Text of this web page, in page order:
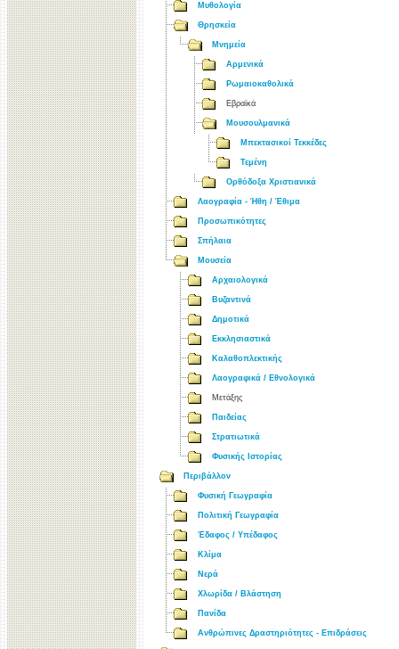
Μυθολογία
Θρησκεία
Μνημεία
Αρμενικά
Ρωμαιοκαθολικά
Εβραϊκά
Μουσουλμανικά
Μπεκτασικοί Τεκκέδες
Τεμένη
Ορθόδοξα Χριστιανικά
Λαογραφία - Ήθη / Έθιμα
Προσωπικότητες
Σπήλαια
Μουσεία
Αρχαιολογικά
Βυζαντινά
Δημοτικά
Εκκλησιαστικά
Καλαθοπλεκτικής
Λαογραφικά / Εθνολογικά
Μετάξης
Παιδείας
Στρατιωτικά
Φυσικής Ιστορίας
Περιβάλλον
Φυσική Γεωγραφία
Πολιτική Γεωγραφία
Έδαφος / Υπέδαφος
Κλίμα
Νερά
Χλωρίδα / Βλάστηση
Πανίδα
Ανθρώπινες Δραστηριότητες - Επιδράσεις